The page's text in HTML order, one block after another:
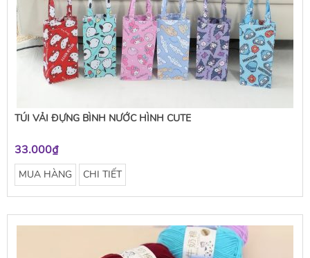
TÚI VẢI ĐỰNG BÌNH NƯỚC HÌNH CUTE
33.000₫
MUA HÀNG CHI TIẾT